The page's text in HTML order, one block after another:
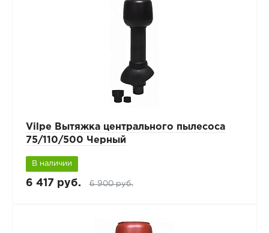
Vilpe Вытяжка центрального пылесоса
75/110/500 Черный
В наличии
6 417 руб. 6 900 руб.